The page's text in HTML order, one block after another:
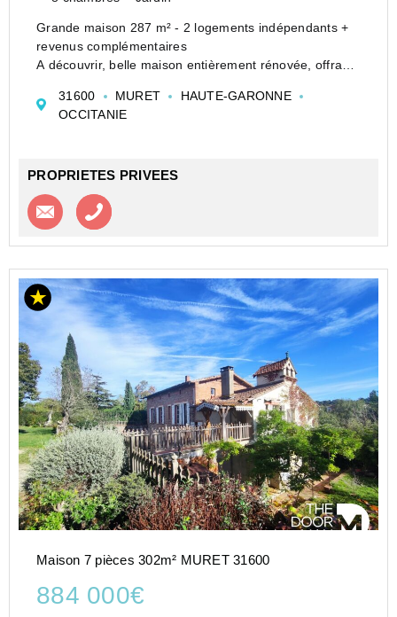
Grande maison 287 m² - 2 logements indépendants +
revenus complémentaires
A découvrir, belle maison entièrement rénovée, offrant
principale et revenus complémentaires ou projet
familial.
31600 MURET
HAUTE-GARONNE
OCCITANIE
PROPRIETES PRIVEES
Contacter l'agence
Maison 7 pièces 302m² MURET 31600
884 000€